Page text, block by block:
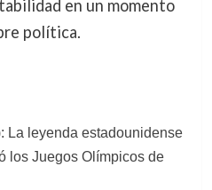
en un momento
política.
La leyenda estadounidense
los Juegos Olímpicos de